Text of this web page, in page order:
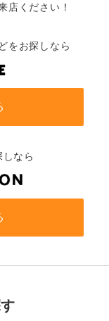
店ください！
をお探しなら
なら